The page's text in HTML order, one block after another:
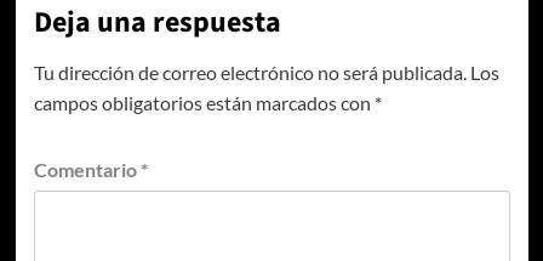
Deja una respuesta
Tu dirección de correo electrónico no será publicada. Los
campos obligatorios están marcados con *
Comentario *